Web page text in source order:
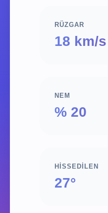
RÜZGAR
18 km/s
NEM
% 20
HISSEDILEN
27°